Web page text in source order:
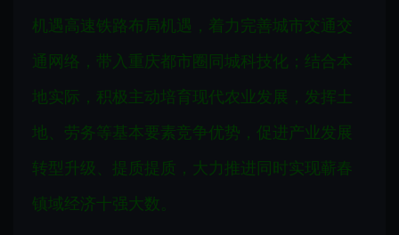
机遇高速铁路布局机遇，着力完善城市交通交
通网络，带入重庆都市圈同城科技化；结合本
地实际，积极主动培育现代农业发展，发挥土
地、劳务等基本要素竞争优势，促进产业发展
转型升级、提质提质，大力推进同时实现蕲春
镇域经济十强大数。